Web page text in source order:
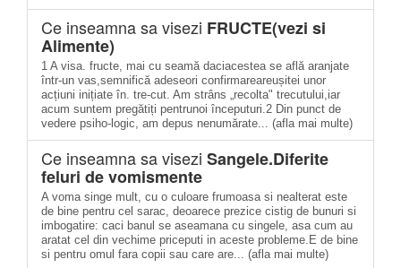
Ce inseamna sa visezi FRUCTE(vezi si
Alimente)
1 A visa. fructe, mai cu seamă daciacestea se află aranjate
într-un vas,semnifică adeseori confirmareareușitei unor
acțiuni inițiate în. tre-cut. Am strâns „recolta" trecutului,iar
acum suntem pregătiți pentrunoi începuturi.2 Din punct de
vedere psiho-logic, am depus nenumărate... (afla mai multe)
Ce inseamna sa visezi Sangele.Diferite
feluri de vomismente
A voma singe mult, cu o culoare frumoasa si nealterat este
de bine pentru cel sarac, deoarece prezice cistig de bunuri si
imbogatire: caci banul se aseamana cu singele, asa cum au
aratat cel din vechime priceputi in aceste probleme.E de bine
si pentru omul fara copii sau care are... (afla mai multe)